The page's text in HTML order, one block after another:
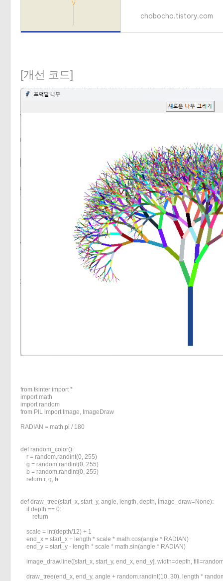
chobocho.tistory.com
[개선 코드]
from tkinter import *
import math
import random
from PIL import Image, ImageDraw
RADIAN = math.pi / 180
def random_color():
    r = random.randint(0, 255)
    g = random.randint(0, 255)
    b = random.randint(0, 255)
    return r, g, b
def draw_tree(start_x, start_y, angle, length, depth, image_draw=None):
    if depth == 0:
        return
    scale = int(depth/12) + 1
    end_x = start_x + length * scale * math.cos(angle * RADIAN)
    end_y = start_y - length * scale * math.sin(angle * RADIAN)
image_draw.line([start_x, start_y, end_x, end_y], width=depth,
draw_tree(end_x, end_y, angle + random.randint(10, 30), length *